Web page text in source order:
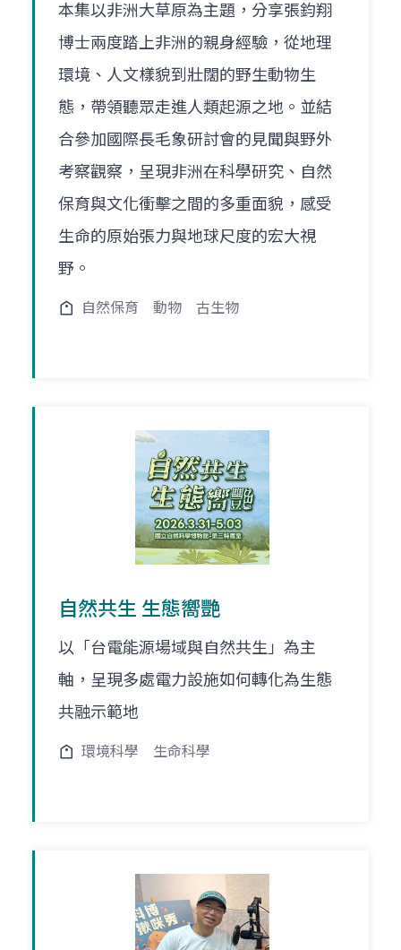
本集以非洲大草原為主題，分享張鈞翔
博士兩度踏上非洲的親身經驗，從地理
環境、人文樣貌到壯闊的野生動物生
態，帶領聽眾走進人類起源之地。並結
合參加國際長毛象研討會的見聞與野外
考察觀察，呈現非洲在科學研究、自然
保育與文化衝擊之間的多重面貌，感受
生命的原始張力與地球尺度的宏大視
野。
自然保育 動物 古生物
自然共生 生態嚮艷
以「台電能源場域與自然共生」為主
軸，呈現多處電力設施如何轉化為生態
共融示範地
環境科學 生命科學